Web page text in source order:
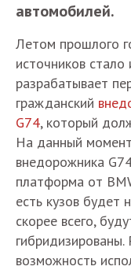
автомобилей.
Летом прошлого
источников
разрабатывает
гражданский
G74, который
На данный
внедорожника
платформа от
есть кузов будет
скорее всего,
возможность